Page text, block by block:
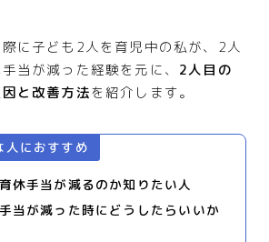
に子ども2人を育児中の私が、2人
当が減った経験を元に、 2人目の
と改善方法を紹介します。
人におすすめ
休手当が減るのか知りたい人
当が減った時にどうしたらいいか